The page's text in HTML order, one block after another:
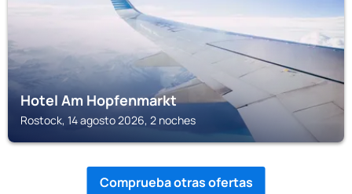
Hotel Am Hopfenmarkt
Rostock, 14 agosto 2026, 2 noches
Comprueba otras ofertas